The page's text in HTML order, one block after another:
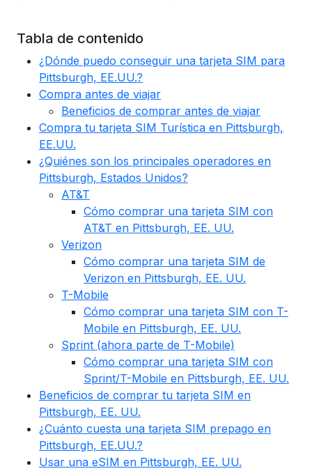
Tabla de contenido
¿Dónde puedo conseguir una tarjeta SIM para
Pittsburgh, EE.UU.?
Compra antes de viajar
Beneficios de comprar antes de viajar
Compra tu tarjeta SIM Turística en Pittsburgh,
EE.UU.
¿Quiénes son los principales operadores en
Pittsburgh, Estados Unidos?
AT&T
Cómo comprar una tarjeta SIM con
AT&T en Pittsburgh, EE. UU.
Verizon
Cómo comprar una tarjeta SIM de
Verizon en Pittsburgh, EE. UU.
T-Mobile
Cómo comprar una tarjeta SIM con T-
Mobile en Pittsburgh, EE. UU.
Sprint (ahora parte de T-Mobile)
Cómo comprar una tarjeta SIM con
Sprint/T-Mobile en Pittsburgh, EE. UU.
Beneficios de comprar tu tarjeta SIM en
Pittsburgh, EE. UU.
¿Cuánto cuesta una tarjeta SIM prepago en
Pittsburgh, EE.UU.?
Usar una eSIM en Pittsburgh, EE. UU.